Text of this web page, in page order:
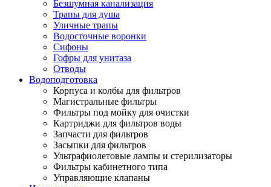
Безшумная канализация
Трапы для душа
Уличные трапы
Водосточные воронки
Сифоны
Гофры для унитаза
Отводы
Водоподготовка
Корпуса и колбы для фильтров
Магистральные фильтры
Фильтры под мойку для очистки
Картриджи для фильтров воды
Запчасти для фильтров
Засыпки для фильтров
Ультрафиолетовые лампы и стерилизаторы
Фильтры кабинетного типа
Управляющие клапаны